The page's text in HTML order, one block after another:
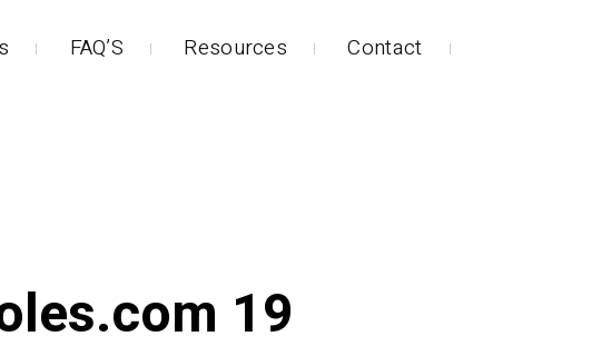
FAQ’S Resources Contact
19